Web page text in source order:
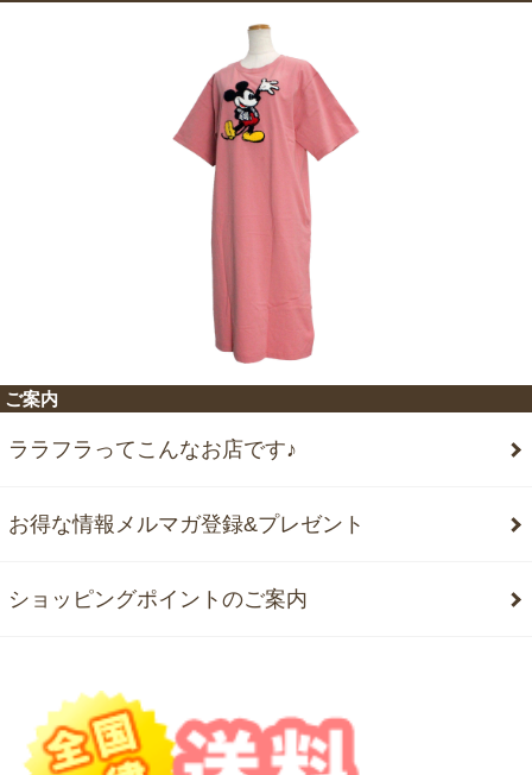
ご案内
ララフラってこんなお店です♪
お得な情報メルマガ登録&プレゼント
ショッピングポイントのご案内